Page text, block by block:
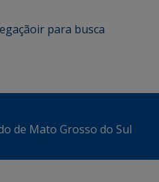
ir para busca
de Mato Grosso do Sul